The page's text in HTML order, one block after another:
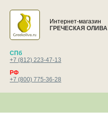
Интернет-магазин
ГРЕЧЕСКАЯ ОЛИВА
СПб
+7 (812) 223-47-13
РФ
+7 (800) 775-36-28